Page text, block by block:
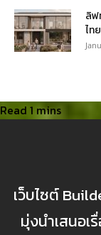
ลิฟ
ไท
เว็บไซต์
มุ่งนำเสนอเ